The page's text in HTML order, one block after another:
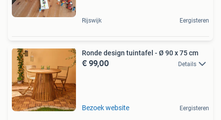
Rijswijk Eergisteren
Ronde design tuintafel - Ø 90 x 75 cm
€ 99,00 Details
Bezoek website Eergisteren